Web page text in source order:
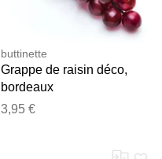
buttinette
Grappe de raisin déco,
bordeaux
3,95 €